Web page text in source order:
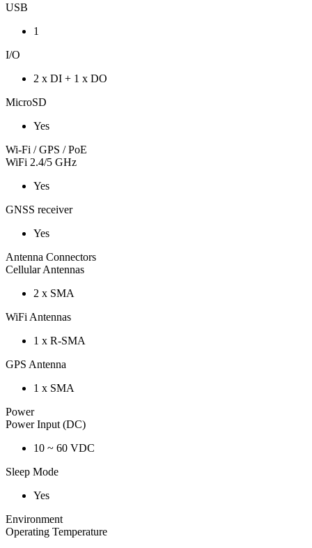
USB
1
I/O
2 x DI + 1 x DO
MicroSD
Yes
Wi-Fi / GPS / PoE
WiFi 2.4/5 GHz
Yes
GNSS receiver
Yes
Antenna Connectors
Cellular Antennas
2 x SMA
WiFi Antennas
1 x R-SMA
GPS Antenna
1 x SMA
Power
Power Input (DC)
10 ~ 60 VDC
Sleep Mode
Yes
Environment
Operating Temperature